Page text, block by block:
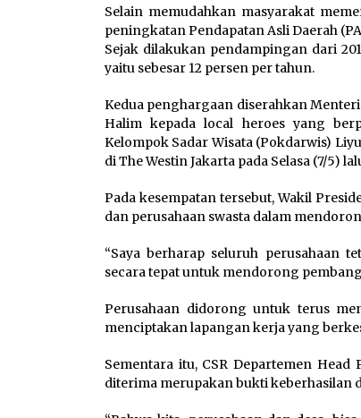
Selain memudahkan masyarakat
peningkatan Pendapatan Asli Daerah
Sejak dilakukan pendampingan dari
yaitu sebesar 12 persen per tahun.
Kedua penghargaan diserahkan
Halim kepada local heroes yang
Kelompok Sadar Wisata (Pokdarwis)
di The Westin Jakarta pada Selasa (7/5)
Pada kesempatan tersebut, Wakil
dan perusahaan swasta dalam
“Saya berharap seluruh perusahaan
secara tepat untuk mendorong
Perusahaan didorong untuk terus
menciptakan lapangan kerja yang
Sementara itu, CSR Departemen
diterima merupakan bukti keberhasilan